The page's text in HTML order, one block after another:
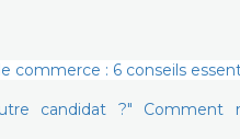
commerce : 6 conseils
candidat ?" Comment